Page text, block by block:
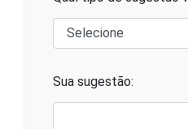
Sua sugestão: